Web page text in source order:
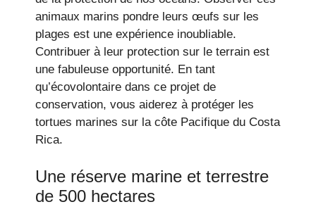
animaux marins pondre leurs œufs sur les
plages est une expérience inoubliable.
Contribuer à leur protection sur le terrain est
une fabuleuse opportunité. En tant
qu’écovolontaire dans ce projet de
conservation, vous aiderez à protéger les
tortues marines sur la côte Pacifique du Costa
Rica.
Une réserve marine et terrestre
de 500 hectares